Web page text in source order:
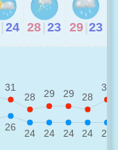
24 28 23 29 23